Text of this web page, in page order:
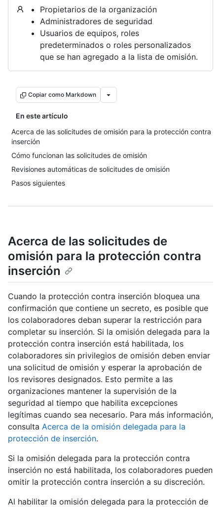
Propietarios de la organización
Administradores de seguridad
Usuarios de equipos, roles
predeterminados o roles personalizados
que se han agregado a la lista de omisión.
Copiar como Markdown
En este artículo
Acerca de las solicitudes de omisión para la protección contra
inserción
Cómo funcionan las solicitudes de omisión
Revisiones automáticas de solicitudes de omisión
Pasos siguientes
Acerca de las solicitudes de
omisión para la protección contra
inserción
Cuando la protección contra inserción bloquea una
confirmación que contiene un secreto, es posible que
los colaboradores deban superar la restricción para
completar su inserción. Si la omisión delegada para la
protección contra inserción está habilitada, los
colaboradores sin privilegios de omisión deben enviar
una solicitud de omisión y esperar la aprobación de
los revisores designados. Esto permite a las
organizaciones mantener la supervisión de la
seguridad al tiempo que habilita excepciones
legítimas cuando sea necesario. Para más información,
consulta Acerca de la omisión delegada para la
protección de inserción.
Si la omisión delegada para la protección contra
inserción no está habilitada, los colaboradores pueden
omitir la protección contra inserción a su discreción.
Al habilitar la omisión delegada para la protección de